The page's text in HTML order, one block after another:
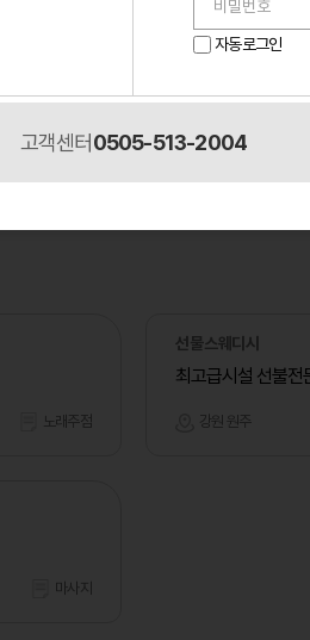
마사지
깨끗한 분위기의
대전 대덕구
노래주점
선물스웨디시
최고급시설 선불
강원 원주
마사지
자동로그인
고객센터0505-513-2004